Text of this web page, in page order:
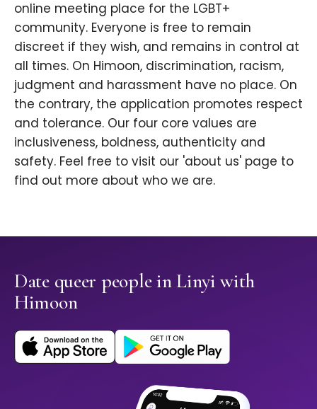
online meeting place for the LGBT+
community. Everyone is free to remain
discreet if they wish, and remains in control at
all times. On Himoon, discrimination, racism,
judgment and harassment have no place. On
the contrary, the application promotes respect
and tolerance. Our four core values are
inclusiveness, boldness, authenticity and
safety. Feel free to visit our 'about us' page to
find out more about who we are.
Date queer people in Linyi with
Himoon